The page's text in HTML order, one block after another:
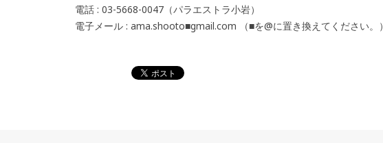
電話 : 03-5668-0047（パラエストラ小岩）
電子メール : ama.shooto■gmail.com （■を@に置き換えてください。）